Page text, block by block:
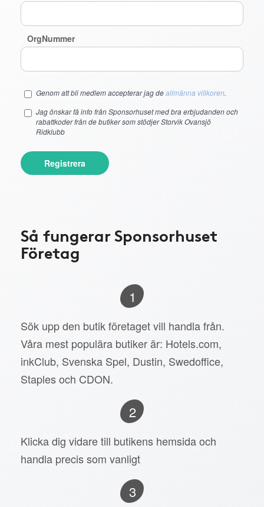
OrgNummer
Genom att bli medlem accepterar jag deallmänna villkoren.
Jag önskar få info från Sponsorhuset med bra erbjudanden och
rabattkoder från de butiker som stödjer Storvik Ovansjö
Ridklubb
Registrera
Så fungerar Sponsorhuset
Företag
1
Sök upp den butik företaget vill handla från.
Våra mest populära butiker är: Hotels.com,
inkClub, Svenska Spel, Dustin, Swedoffice,
Staples och CDON.
2
Klicka dig vidare till butikens hemsida och
handla precis som vanligt
3